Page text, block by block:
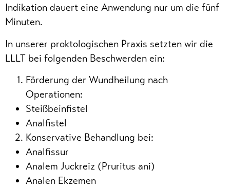
Indikation dauert eine Anwendung nur um die fünf
Minuten.
In unserer proktologischen Praxis setzten wir die
LLLT bei folgenden Beschwerden ein:
Förderung der Wundheilung nach
Operationen:
Steißbeinfistel
Analfistel
Konservative Behandlung bei:
Analfissur
Analem Juckreiz (Pruritus ani)
Analen Ekzemen